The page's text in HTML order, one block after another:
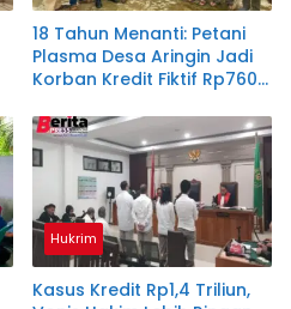
18 Tahun Menanti: Petani
Plasma Desa Aringin Jadi
Korban Kredit Fiktif Rp760
Hukrim
Kasus Kredit Rp1,4 Triliun,